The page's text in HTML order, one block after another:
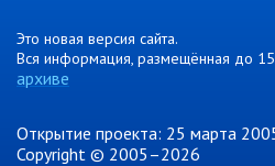
Это новая версия сайта.
Вся информация, размещённая до
архиве
Открытие проекта: 25 марта
Copyright © 2005–2026